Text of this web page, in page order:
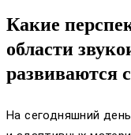
Какие
области
развиваются
На сегодняшний